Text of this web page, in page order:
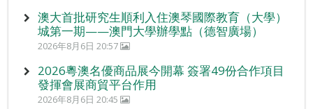
澳大首批研究生順利入住澳琴國際教育（大學）
城第一期——澳門大學辦學點（德智廣場）
2026年8月6日 20:57
2026粵澳名優商品展今開幕 簽署49份合作項目
發揮會展商貿平台作用
2026年8月6日 20:45